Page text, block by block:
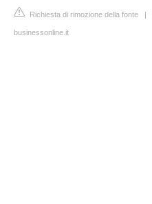
Richiesta di rimozione della fonte |
businessonline.it